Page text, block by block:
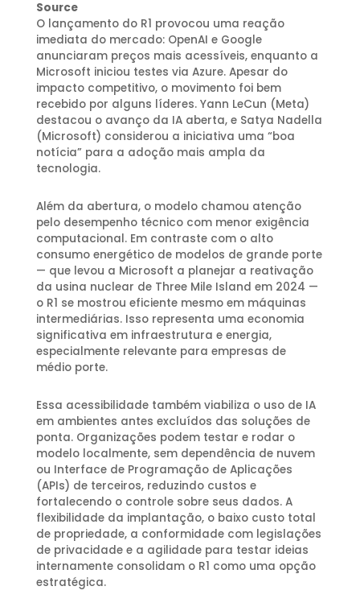
Source
O lançamento do R1 provocou uma reação
imediata do mercado: OpenAI e Google
anunciaram preços mais acessíveis, enquanto a
Microsoft iniciou testes via Azure. Apesar do
impacto competitivo, o movimento foi bem
recebido por alguns líderes. Yann LeCun (Meta)
destacou o avanço da IA aberta, e Satya Nadella
(Microsoft) considerou a iniciativa uma “boa
notícia” para a adoção mais ampla da
tecnologia.
Além da abertura, o modelo chamou atenção
pelo desempenho técnico com menor exigência
computacional. Em contraste com o alto
consumo energético de modelos de grande porte
— que levou a Microsoft a planejar a reativação
da usina nuclear de Three Mile Island em 2024 —
o R1 se mostrou eficiente mesmo em máquinas
intermediárias. Isso representa uma economia
significativa em infraestrutura e energia,
especialmente relevante para empresas de
médio porte.
Essa acessibilidade também viabiliza o uso de IA
em ambientes antes excluídos das soluções de
ponta. Organizações podem testar e rodar o
modelo localmente, sem dependência de nuvem
ou Interface de Programação de Aplicações
(APIs) de terceiros, reduzindo custos e
fortalecendo o controle sobre seus dados. A
flexibilidade da implantação, o baixo custo total
de propriedade, a conformidade com legislações
de privacidade e a agilidade para testar ideias
internamente consolidam o R1 como uma opção
estratégica.